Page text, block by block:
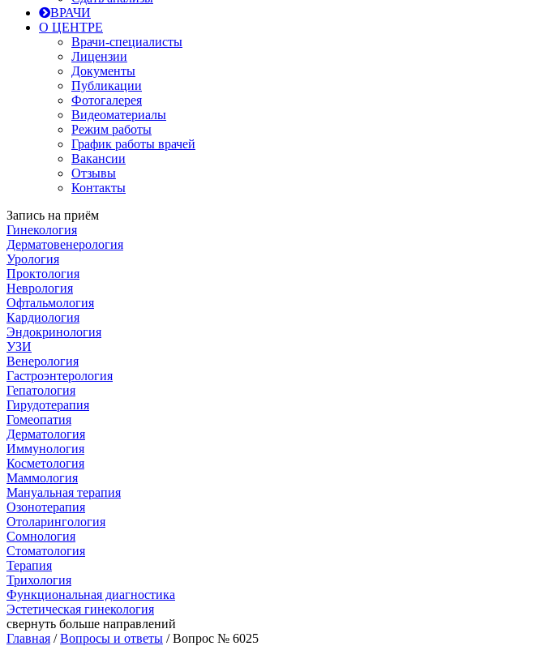
ВРАЧИ
О ЦЕНТРЕ
Врачи-специалисты
Лицензии
Документы
Публикации
Фотогалерея
Видеоматериалы
Режим работы
График работы врачей
Вакансии
Отзывы
Контакты
Запись на приём
Гинекология
Дерматовенерология
Урология
Проктология
Неврология
Офтальмология
Кардиология
Эндокринология
УЗИ
Венерология
Гастроэнтерология
Гепатология
Гирудотерапия
Гомеопатия
Дерматология
Иммунология
Косметология
Маммология
Мануальная терапия
Озонотерапия
Отоларингология
Сомнология
Стоматология
Терапия
Трихология
Функциональная диагностика
Эстетическая гинекология
свернуть больше направлений
Главная /Вопросы и ответы / Вопрос № 6025